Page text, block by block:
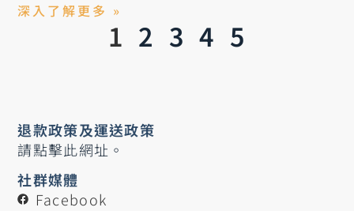
深入了解更多 »
1 2 3 4 5
社群媒體
Facebook
退款政策及運送政策
請點擊此網址。